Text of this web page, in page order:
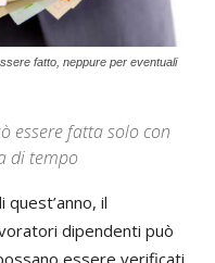
fatto, neppure per eventuali
essere fatta solo con
di tempo
il
dipendenti può
essere verificati